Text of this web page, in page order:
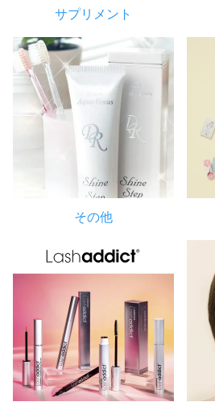
サプリメント
その他